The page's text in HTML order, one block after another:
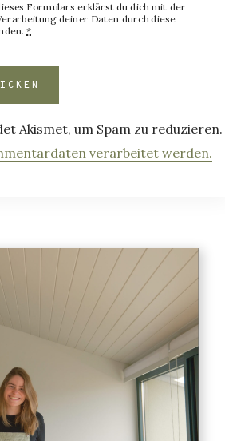
Formulars erklärst du dich mit der
deiner Daten durch diese
*
Akismet, um Spam zu reduzieren.
verarbeitet werden.